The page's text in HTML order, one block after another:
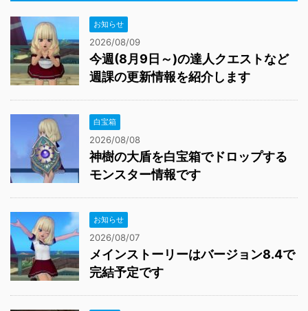
お知らせ
2026/08/09
今週(8月9日～)の達人クエストなど
週課の更新情報を紹介します
白宝箱
2026/08/08
神樹の大盾を白宝箱でドロップする
モンスター情報です
お知らせ
2026/08/07
メインストーリーはバージョン8.4で
完結予定です